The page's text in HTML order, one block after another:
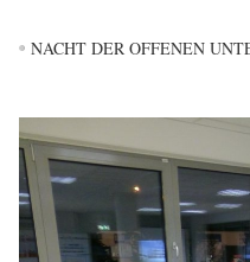
NACHT DER OFFENEN